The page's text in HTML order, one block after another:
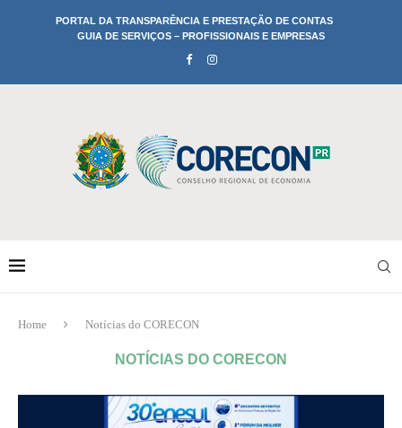
PORTAL DA TRANSPARÊNCIA E PRESTAÇÃO DE CONTAS
GUIA DE SERVIÇOS – PROFISSIONAIS E EMPRESAS
Home Notícias do CORECON
NOTÍCIAS DO CORECON